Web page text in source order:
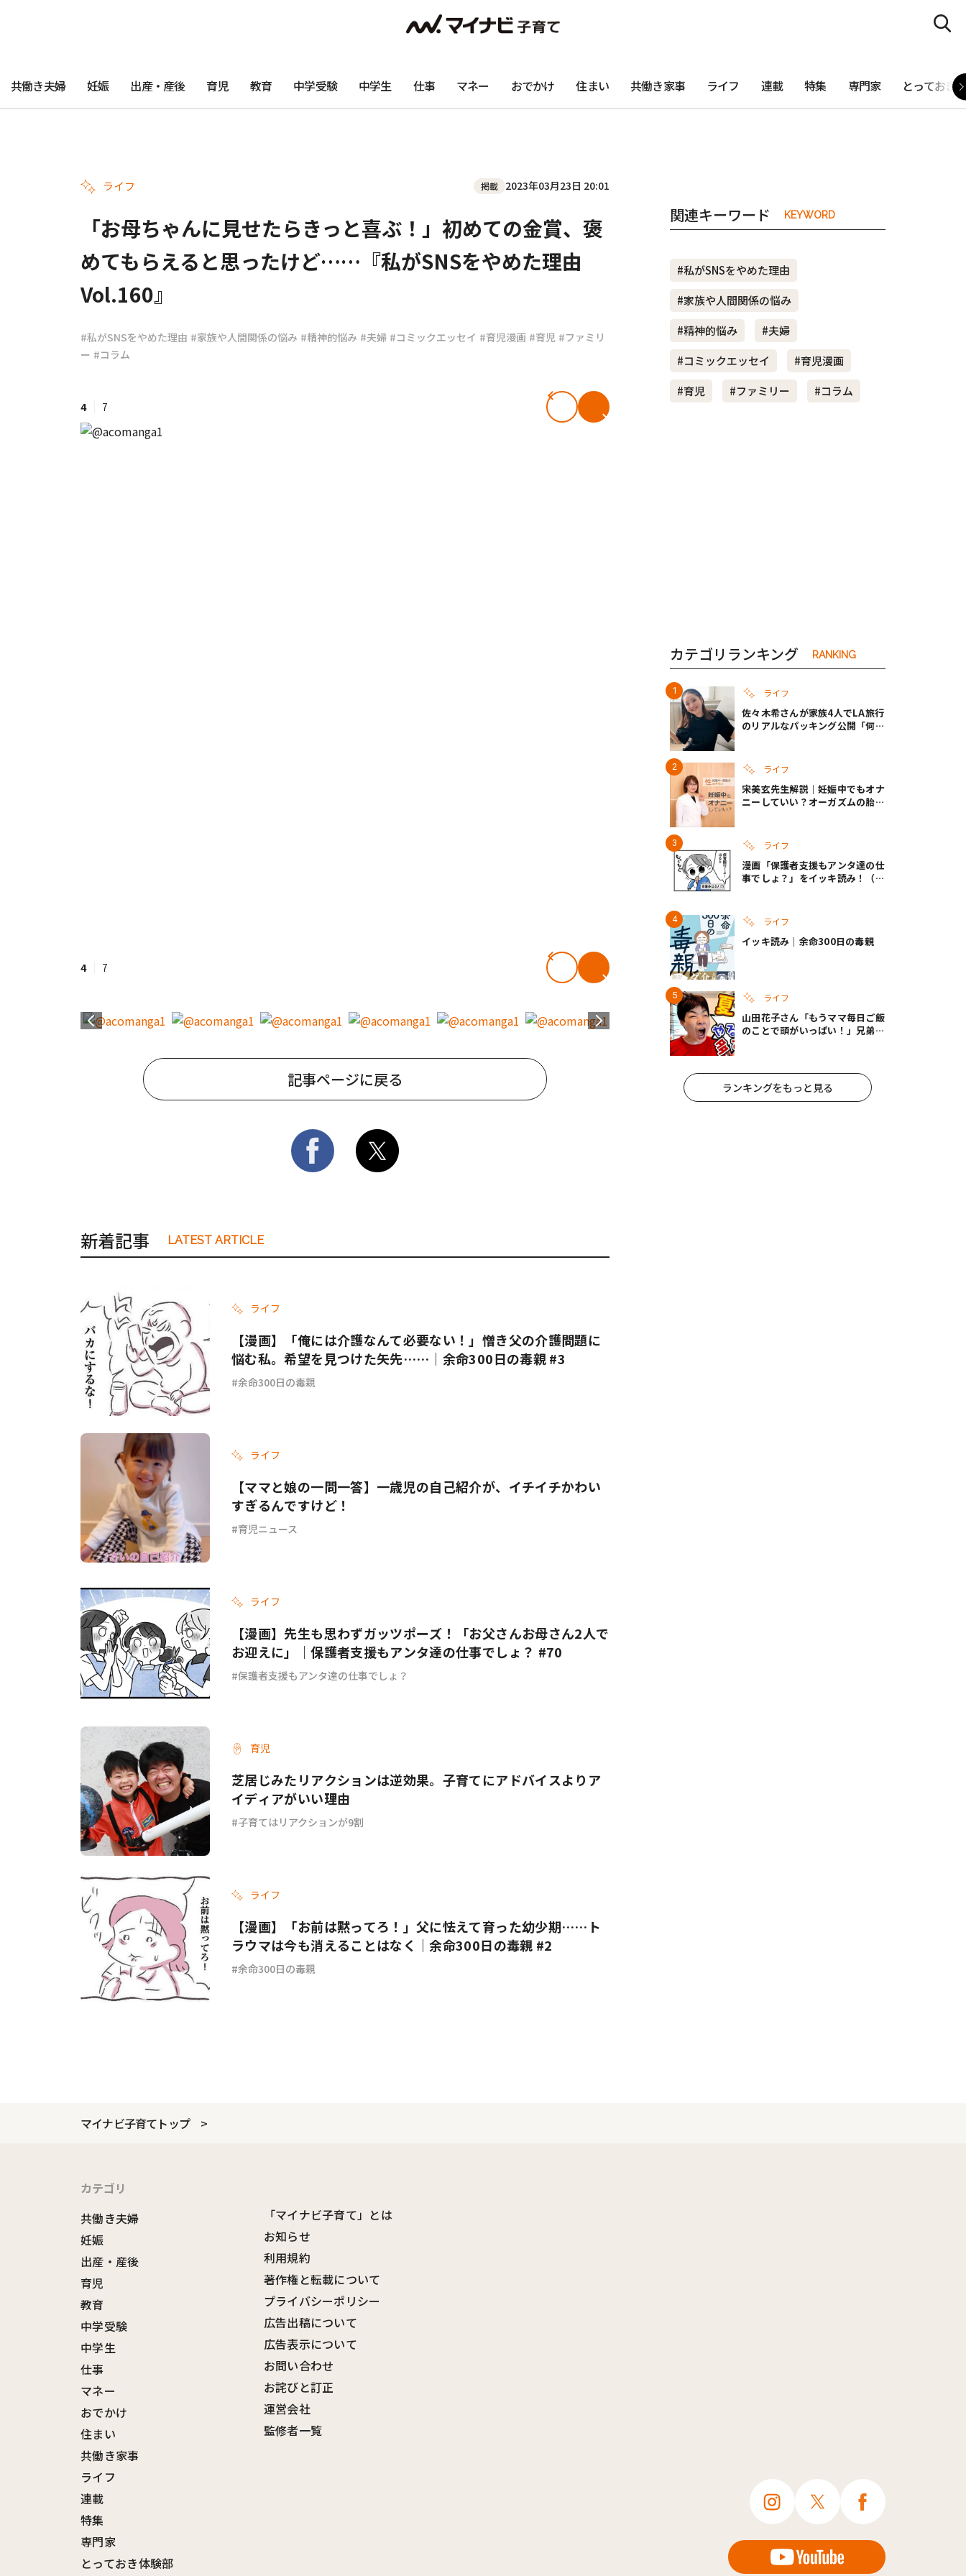
#共働き夫婦 #産休 #育休
#渡邊大地の令和的ワーパパ道 #マタニティニュース
共働き夫婦 妊娠 出産・産後 育児 教育 中学受験 中学生 仕事 マネー おでかけ 住まい 共働き家事 ライフ 連載 特集 専門家 とっておき
ライフ 掲載 2023年03月23日 20:01
「お母ちゃんに見せたらきっと喜ぶ！」初めての金賞、褒
めてもらえると思ったけど……『私がSNSをやめた理由
Vol.160』
#私がSNSをやめた理由 #家族や人間関係の悩み #精神的悩み #夫婦 #コミックエッセイ #育児漫画 #育児 #ファミリ
ー #コラム
4 7
4 7
記事ページに戻る
新着記事 LATEST ARTICLE
ライフ
【漫画】「俺には介護なんて必要ない！」憎き父の介護問題に
悩む私。希望を見つけた矢先……｜余命300日の毒親 #3
余命300日の毒親
ライフ
【ママと娘の一問一答】一歳児の自己紹介が、イチイチかわい
すぎるんですけど！
育児ニュース
ライフ
【漫画】先生も思わずガッツポーズ！「お父さんお母さん2人で
お迎えに」｜保護者支援もアンタ達の仕事でしょ？ #70
保護者支援もアンタ達の仕事でしょ？
育児
芝居じみたリアクションは逆効果。子育てにアドバイスよりア
イディアがいい理由
子育てはリアクションが9割
ライフ
【漫画】「お前は黙ってろ！」父に怯えて育った幼少期……ト
ラウマは今も消えることはなく｜余命300日の毒親 #2
余命300日の毒親
関連キーワード KEYWORD
#私がSNSをやめた理由
#家族や人間関係の悩み
#精神的悩み
#夫婦
#コミックエッセイ
#育児漫画
#育児
#ファミリー #コラム
カテゴリランキング RANKING
ライフ
佐々木希さんが家族4人でLA旅行
のリアルなパッキング公開「何が
ライフ
宋美玄先生解説｜妊娠中でもオナ
ニーしていい？オーガズムの胎児
ライフ
漫画「保護者支援もアンタ達の仕
事でしょ？」をイッキ読み！（右
ライフ
イッキ読み｜余命300日の毒親
ライフ
山田花子さん「もうママ毎日ご飯
のことで頭がいっぱい！」兄弟夏
ランキングをもっと見る
マイナビ子育てトップ
カテゴリ
共働き夫婦
妊娠
出産・産後
育児
教育
中学受験
中学生
仕事
マネー
おでかけ
住まい
共働き家事
ライフ
連載
特集
専門家
とっておき体験部
「マイナビ子育て」とは
お知らせ
利用規約
著作権と転載について
プライバシーポリシー
広告出稿について
広告表示について
お問い合わせ
お詫びと訂正
運営会社
監修者一覧